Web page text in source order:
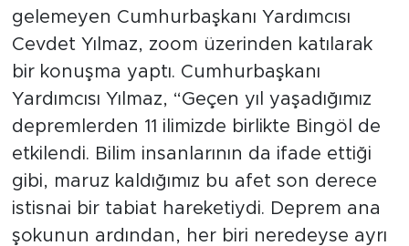
gelemeyen Cumhurbaşkanı Yardımcısı
Cevdet Yılmaz, zoom üzerinden katılarak
bir konuşma yaptı. Cumhurbaşkanı
Yardımcısı Yılmaz, “Geçen yıl yaşadığımız
depremlerden 11 ilimizde birlikte Bingöl de
etkilendi. Bilim insanlarının da ifade ettiği
gibi, maruz kaldığımız bu afet son derece
istisnai bir tabiat hareketiydi. Deprem ana
şokunun ardından, her biri neredeyse ayrı